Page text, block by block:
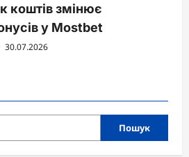
коштів змінює
у Mostbet
30.07.2026
Пошук